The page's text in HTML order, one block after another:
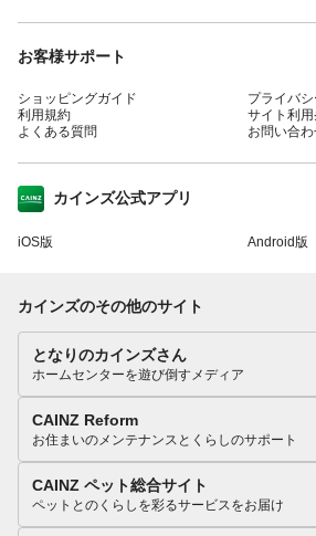
お客様サポート
ショッピングガイド
利用規約
よくある質問
プライバ
サイト利
お問い合
カインズ公式アプリ
iOS版 Android版
カインズのその他のサイト
となりのカインズさん
ホームセンターを遊び倒すメディア
CAINZ Reform
お住まいのメンテナンスとくらしのサポート
CAINZ ペット総合サイト
ペットとのくらしを彩るサービスをお届け